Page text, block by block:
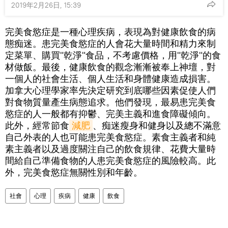
2019年2月26日, 15:39
完美食慾症是一種心理疾病，表現為對健康飲食的病
態痴迷。患完美食慾症的人會花大量時間和精力來制
定菜單、購買"乾淨"食品，不考慮價格，用"乾淨"的食
材做飯。最後，健康飲食的觀念漸漸被奉上神壇，對
一個人的社會生活、個人生活和身體健康造成損害。
加拿大心理學家率先決定研究到底哪些因素促使人們
對食物質量產生病態追求。他們發現，最易患完美食
慾症的人一般都有抑鬱、完美主義和進食障礙傾向。
此外，經常節食 減肥 、痴迷瘦身和健身以及總不滿意
自己外表的人也可能患完美食慾症。素食主義者和純
素主義者以及過度關注自己的飲食規律、花費大量時
間給自己準備食物的人患完美食慾症的風險較高。此
外，完美食慾症無關性別和年齡。
社會 心理 疾病 健康 飲食